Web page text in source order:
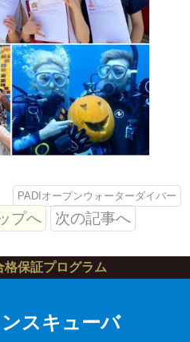
PADIオープンウォーターダイバー
プへ 次の記事へ
格保証プログラム
スキューバ